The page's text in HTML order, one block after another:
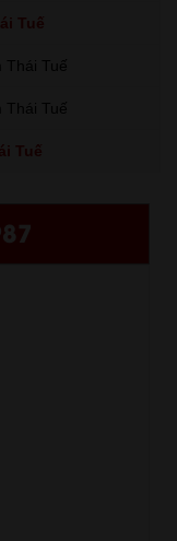
Tuế
Thái Tuế
Thái Tuế
Tuế